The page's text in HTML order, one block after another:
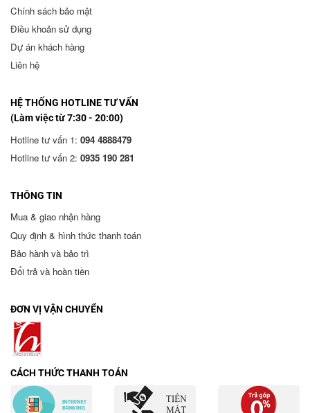
Chính sách bảo mật
Điều khoản sử dụng
Dự án khách hàng
Liên hệ
HỆ THỐNG HOTLINE TƯ VẤN
(Làm việc từ 7:30 - 20:00)
Hotline tư vấn 1: 094 4888479
Hotline tư vấn 2: 0935 190 281
THÔNG TIN
Mua & giao nhận hàng
Quy định & hình thức thanh toán
Bảo hành và bảo trì
Đổi trả và hoàn tiền
ĐƠN VỊ VẬN CHUYỂN
CÁCH THỨC THANH TOÁN